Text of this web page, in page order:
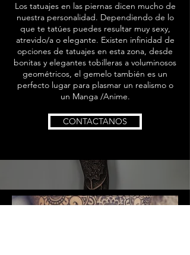
Los tatuajes en las piernas dicen mucho de
nuestra personalidad. Dependiendo de lo
que te tatúes puedes resultar muy sexy,
atrevido/a o elegante. Existen infinidad de
opciones de tatuajes en esta zona, desde
bonitas y elegantes tobilleras a voluminosos
geométricos, el gemelo también es un
perfecto lugar para plasmar un realismo o
un Manga /Anime.
CONTACTANOS